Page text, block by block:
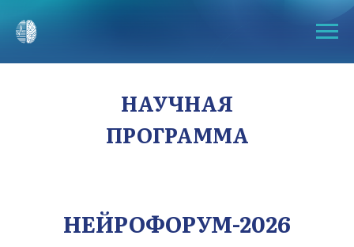
НАУЧНАЯ
ПРОГРАММА
НЕЙРОФОРУМ-2026